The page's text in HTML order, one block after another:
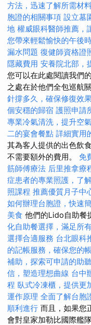
方法，迅速了解所需材
胞證的相關事項 設立墓
地 權威眼科醫師推薦，
您帶來輕鬆愉快的午後
漏水問題 復健師資格證
隱藏費用 安養院北部，
您可以在此處閱讀我們
之處在於他們全包巡航
針撐多久，確保修復效
個安穩的歸宿 護照申請
專業冷氣清洗，提升空
二的宴會餐點 詳細實用
其為客人提供的出色飲
不需要額外的費用。 免
筋師傅療法 后里推拿療
症患者的專業照護，了
照課程 推薦優質月子中
如何辦理台胞證，快速
美食 他們的Lido自助餐
化自助餐選擇，滿足所
選擇合適服務 台北眼科
的記帳服務，確保您的
補助，探索可申請的助
信，塑造理想曲線 台中
程 臥式冷凍櫃，提供更
運作原理 全面了解台胞
順利進行 而且，如果您
會對皇家加勒比國際艦